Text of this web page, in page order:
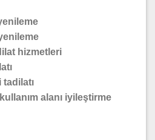
hizmetleri
alanı iyileştirme